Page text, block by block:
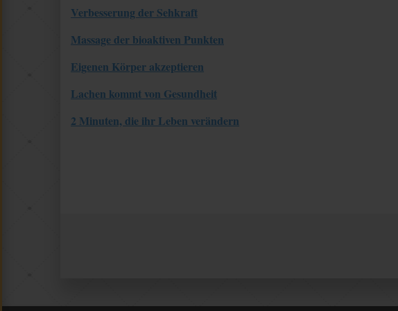
Verbesserung der Sehkraft
Massage der bioaktiven Punkten
Eigenen Körper akzeptieren
Lachen kommt von Gesundheit
2 Minuten, die ihr Leben verändern